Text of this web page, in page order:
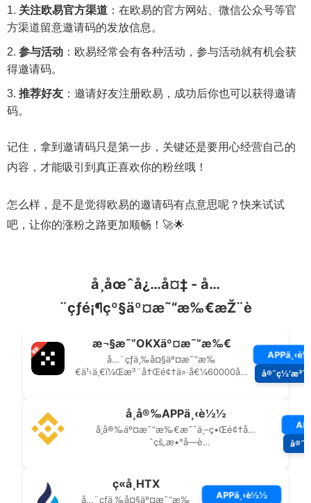
关注欧易官方渠道 ：在欧易的官方网站、微信公众号等官
方渠道留意邀请码的发放信息。
参与活动 ：欧易经常会有各种活动，参与活动就有机会获
得邀请码。
推荐好友 ：邀请好友注册欧易，成功后你也可以获得邀请
码。
记住，拿到邀请码只是第一步，关键还是要用心经营自己的
内容，才能吸引到真正喜欢你的粉丝哦！
怎么样，是不是觉得欧易的邀请码有点意思呢？快来试试
吧，让你的涨粉之路更加顺畅！🚀🌟